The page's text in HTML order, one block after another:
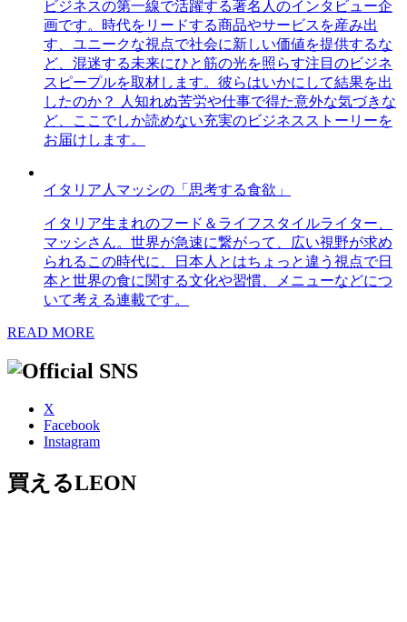
ビジネスの第一線で活躍する著名人のインタビュー企
画です。時代をリードする商品やサービスを産み出
す、ユニークな視点で社会に新しい価値を提供するな
ど、混迷する未来にひと筋の光を照らす注目のビジネ
スピープルを取材します。彼らはいかにして結果を出
したのか？ 人知れぬ苦労や仕事で得た意外な気づきな
ど、ここでしか読めない充実のビジネスストーリーを
お届けします。
イタリア人マッシの「思考する食欲」
イタリア生まれのフード＆ライフスタイルライター、
マッシさん。世界が急速に繋がって、広い視野が求め
られるこの時代に、日本人とはちょっと違う視点で日
本と世界の食に関する文化や習慣、メニューなどにつ
いて考える連載です。
READ MORE
X
Facebook
Instagram
買えるLEON